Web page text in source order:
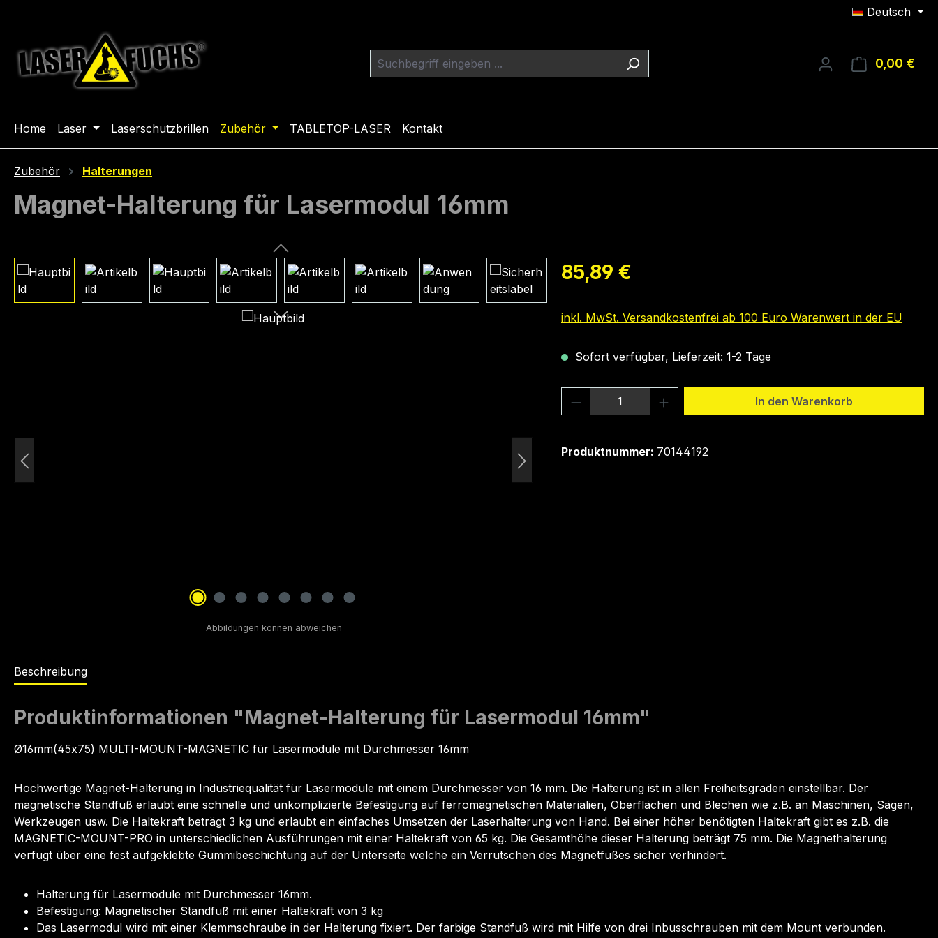
Deutsch
0,00 €
Home Laser Laserschutzbrillen Zubehör TABLETOP-LASER Kontakt
Zubehör Halterungen
Magnet-Halterung für Lasermodul 16mm
Bildergalerie überspringen Regulärer Preis:
85,89 €
inkl. MwSt. Versandkostenfrei ab 100 Euro Warenwert in der EU
Sofort verfügbar, Lieferzeit: 1-2 Tage
Produkt Anzahl: Gib den gewünschten Wert
In den Warenkorb
Produktnummer: 70144192
Beschreibung
Produktinformationen "Magnet-Halterung für Lasermodul 16mm"
Ø16mm(45x75) MULTI-MOUNT-MAGNETIC für Lasermodule mit Durchmesser 16mm
Hochwertige Magnet-Halterung in Industriequalität für Lasermodule mit einem Durchmesser von 16 mm. Die Halterung ist in allen Freiheitsgraden einstellbar. Der
magnetische Standfuß erlaubt eine schnelle und unkomplizierte Befestigung auf ferromagnetischen Materialien, Oberflächen und Blechen wie z.B. an Maschinen, Sägen,
Werkzeugen usw. Die Haltekraft beträgt 3 kg und erlaubt ein einfaches Umsetzen der Laserhalterung von Hand. Bei einer höher benötigten Haltekraft gibt es z.B. die
MAGNETIC-MOUNT-PRO in unterschiedlichen Ausführungen mit einer Haltekraft von 65 kg. Die Gesamthöhe dieser Halterung beträgt 75 mm. Die Magnethalterung
verfügt über eine fest aufgeklebte Gummibeschichtung auf der Unterseite welche ein Verrutschen des Magnetfußes sicher verhindert.
Halterung für Lasermodule mit Durchmesser 16mm.
Befestigung: Magnetischer Standfuß mit einer Haltekraft von 3 kg
Das Lasermodul wird mit einer Klemmschraube in der Halterung fixiert. Der farbige Standfuß wird mit Hilfe von drei Inbusschrauben mit dem Mount verbunden.